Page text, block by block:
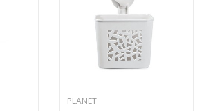
PLANET